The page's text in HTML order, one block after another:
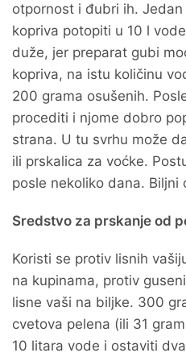
otpornost i đubri ih.
kopriva potopiti u 10 l
duže, jer preparat gubi
kopriva, na istu količinu
200 grama osušenih.
procediti i njome dobro
strana. U tu svrhu može
ili prskalica za voćke.
posle nekoliko dana. Biljni
Sredstvo za prskanje od
Koristi se protiv lisnih
na kupinama, protiv
lisne vaši na biljke. 300
cvetova pelena (ili 31
10 litara vode i ostaviti